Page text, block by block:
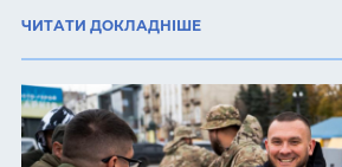
ЧИТАТИ ДОКЛАДНІШЕ